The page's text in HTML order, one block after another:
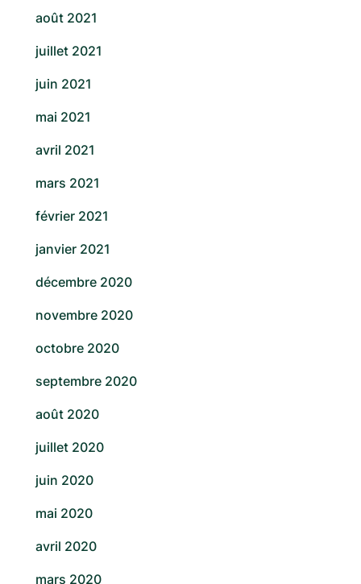
août 2021
juillet 2021
juin 2021
mai 2021
avril 2021
mars 2021
février 2021
janvier 2021
décembre 2020
novembre 2020
octobre 2020
septembre 2020
août 2020
juillet 2020
juin 2020
mai 2020
avril 2020
mars 2020